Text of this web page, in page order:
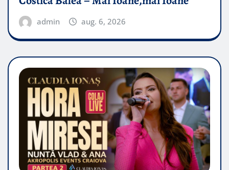
admin aug. 6, 2026